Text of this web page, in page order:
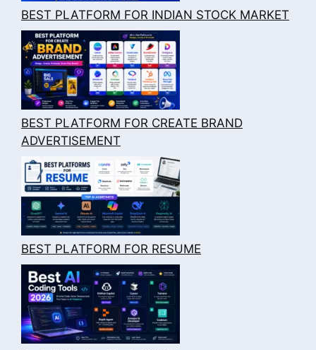
BEST PLATFORM FOR INDIAN STOCK MARKET
BEST PLATFORM FOR CREATE BRAND
ADVERTISEMENT
BEST PLATFORM FOR RESUME